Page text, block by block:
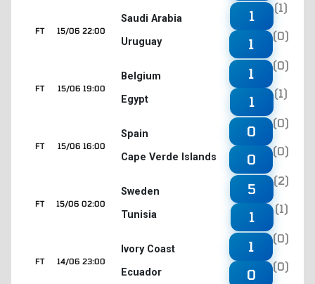
15/06 22:00
FT
Saudi Arabia
Uruguay
1
(1)
1
(0)
15/06 19:00
FT
Belgium
Egypt
1
(0)
1
(1)
15/06 16:00
FT
Spain
Cape Verde Islands
0
(0)
0
(0)
15/06 02:00
FT
Sweden
Tunisia
5
(2)
1
(1)
14/06 23:00
FT
Ivory Coast
Ecuador
1
(0)
0
(0)